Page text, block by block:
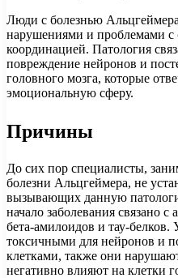
Люди с болезнью
нарушениями и проблемами с
координацией. Патология
повреждение нейронов и
головного мозга, которые
эмоциональную сферу.
Причины
До сих пор специалисты,
болезни Альцгеймера, не
вызывающих данную
начало заболевания связано с
бета-амилоидов и тау-белков.
токсичными для нейронов и
клетками, также они
негативно влияют на клетки